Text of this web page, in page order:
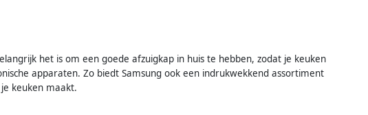
het is om een goede afzuigkap in huis te hebben, zodat je keuken
apparaten. Zo biedt Samsung ook een indrukwekkend assortiment
keuken maakt.